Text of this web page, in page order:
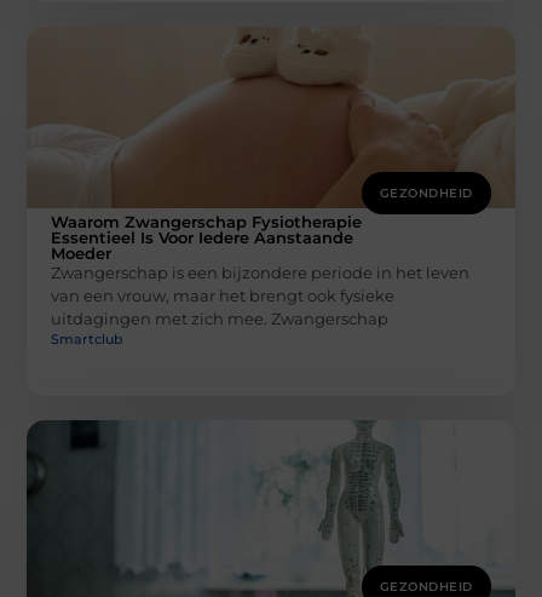
GEZONDHEID
Waarom Zwangerschap Fysiotherapie
Essentieel Is Voor Iedere Aanstaande
Moeder
Zwangerschap is een bijzondere periode in het leven
van een vrouw, maar het brengt ook fysieke
uitdagingen met zich mee. Zwangerschap
Smartclub
GEZONDHEID